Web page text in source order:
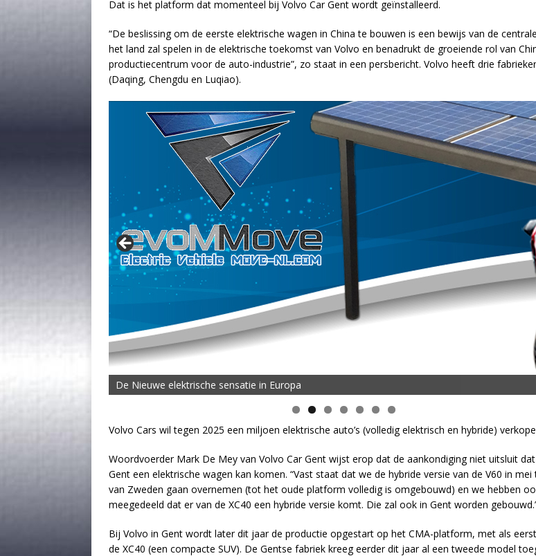
Dat is het platform dat momenteel bij Volvo Car Gent wordt geïnstalleerd.
“De beslissing om de eerste elektrische wagen in China te bouwen is een bewijs van de
het land zal spelen in de elektrische toekomst van Volvo en benadrukt de groeiende rol van
productiecentrum voor de auto-industrie”, zo staat in een persbericht. Volvo heeft drie
(Daqing, Chengdu en Luqiao).
De Nieuwe elektrische sensatie in Europa
Volvo Cars wil tegen 2025 een miljoen elektrische auto’s (volledig elektrisch en hybride)
Woordvoerder Mark De Mey van Volvo Car Gent wijst erop dat de aankondiging niet uitsluit
Gent een elektrische wagen kan komen. “Vast staat dat we de hybride versie van de V60 in mei
van Zweden gaan overnemen (tot het oude platform volledig is omgebouwd) en we hebben
meegedeeld dat er van de XC40 een hybride versie komt. Die zal ook in Gent worden
Bij Volvo in Gent wordt later dit jaar de productie opgestart op het CMA-platform, met als
de XC40 (een compacte SUV). De Gentse fabriek kreeg eerder dit jaar al een tweede model